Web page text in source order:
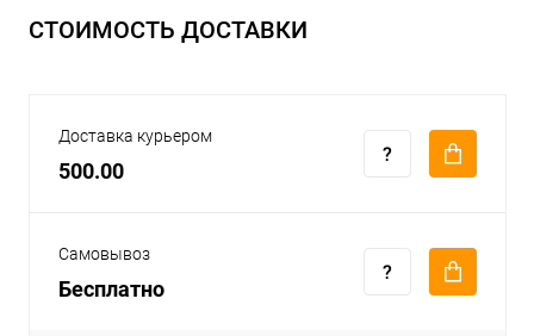
СТОИМОСТЬ ДОСТАВКИ
Доставка курьером
500.00
Самовывоз
Бесплатно